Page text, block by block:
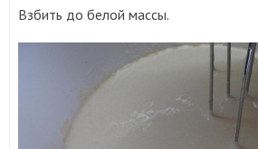
Взбить до белой массы.